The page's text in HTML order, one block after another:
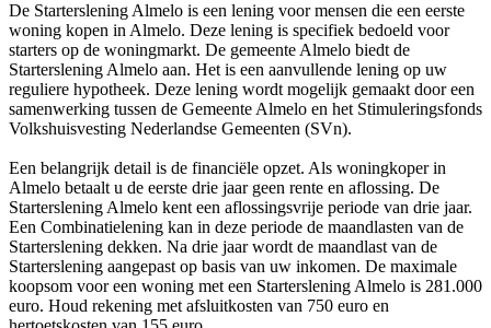
De Starterslening Almelo is een lening voor mensen die een eerste
woning kopen in Almelo. Deze lening is specifiek bedoeld voor
starters op de woningmarkt. De gemeente Almelo biedt de
Starterslening Almelo aan. Het is een aanvullende lening op uw
reguliere hypotheek. Deze lening wordt mogelijk gemaakt door een
samenwerking tussen de Gemeente Almelo en het Stimuleringsfonds
Volkshuisvesting Nederlandse Gemeenten (SVn).
Een belangrijk detail is de financiële opzet. Als woningkoper in
Almelo betaalt u de eerste drie jaar geen rente en aflossing. De
Starterslening Almelo kent een aflossingsvrije periode van drie jaar.
Een Combinatielening kan in deze periode de maandlasten van de
Starterslening dekken. Na drie jaar wordt de maandlast van de
Starterslening aangepast op basis van uw inkomen. De maximale
koopsom voor een woning met een Starterslening Almelo is 281.000
euro. Houd rekening met afsluitkosten van 750 euro en